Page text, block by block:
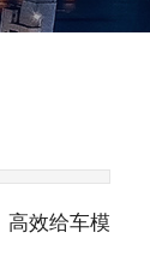
高效给车模